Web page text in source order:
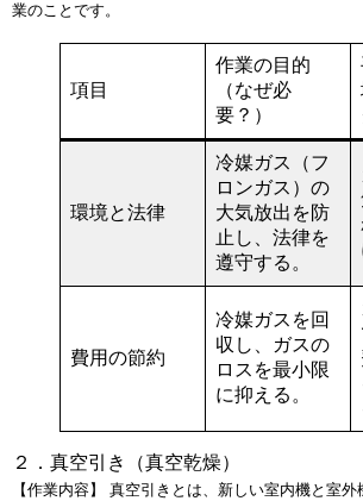
業のことです。
項目
作業の目的
（なぜ必
要？）
環境と法律
冷媒ガス（フ
ロンガス）の
大気放出を防
止 し、法律を
遵守する。
費用の節約
冷媒ガスを回
収し、
ガスの
ロスを最小限
に抑える。
２．真空引き（真空乾燥）
【作業内容】 真空引きとは、新しい室内機と室外